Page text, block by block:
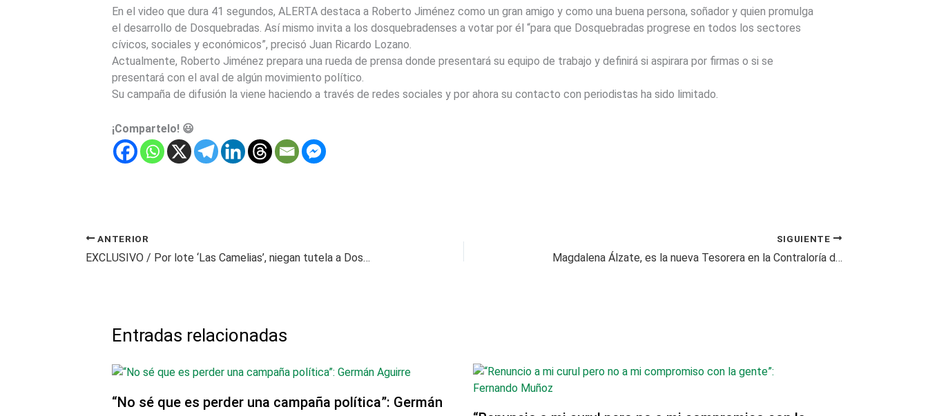
En el video que dura 41 segundos, ALERTA destaca a Roberto Jiménez como un gran amigo y como una buena persona, soñador y quien promulga
el desarrollo de Dosquebradas. Así mismo invita a los dosquebradenses a votar por él “para que Dosquebradas progrese en todos los sectores
cívicos, sociales y económicos”, precisó Juan Ricardo Lozano.
Actualmente, Roberto Jiménez prepara una rueda de prensa donde presentará su equipo de trabajo y definirá si aspirara por firmas o si se
presentará con el aval de algún movimiento político.
Su campaña de difusión la viene haciendo a través de redes sociales y por ahora su contacto con periodistas ha sido limitado.
¡Compartelo! 😃
ANTERIOR
EXCLUSIVO / Por lote ‘Las Camelias’, niegan tutela a Dosquebradas
SIGUIENTE
Magdalena Álzate, es la nueva Tesorera en la Contraloría de Pereira
Entradas relacionadas
“No sé que es perder una campaña política”: Germán